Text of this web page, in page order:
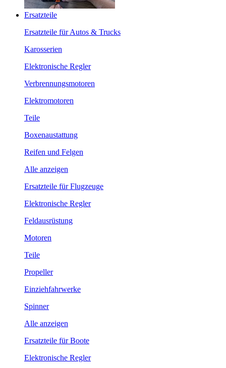
Ersatzteile
Ersatzteile für Autos & Trucks
Karosserien
Elektronische Regler
Verbrennungsmotoren
Elektromotoren
Teile
Boxenaustattung
Reifen und Felgen
Alle anzeigen
Ersatzteile für Flugzeuge
Elektronische Regler
Feldausrüstung
Motoren
Teile
Propeller
Einziehfahrwerke
Spinner
Alle anzeigen
Ersatzteile für Boote
Elektronische Regler